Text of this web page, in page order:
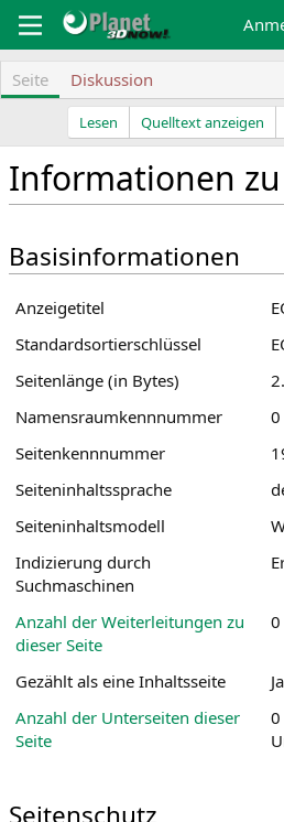
Zum
Inhalt
springen
Seite Diskussion
Lesen Quelltext anzeigen
Informationen zu
u
N
v
o
p
n
g
u
S
h
p
g
e
n
Basisinformationen
Anzeigetitel
Standardsortierschlüssel
Seitenlänge (in Bytes)
Namensraumkennnummer
0
Seitenkennnummer
Seiteninhaltssprache
Seiteninhaltsmodell
Indizierung durch
Suchmaschinen
Anzahl der Weiterleitungen zu
dieser Seite
0
Gezählt als eine Inhaltsseite
Ja
Anzahl der Unterseiten dieser
Seite
0
Seitenschutz